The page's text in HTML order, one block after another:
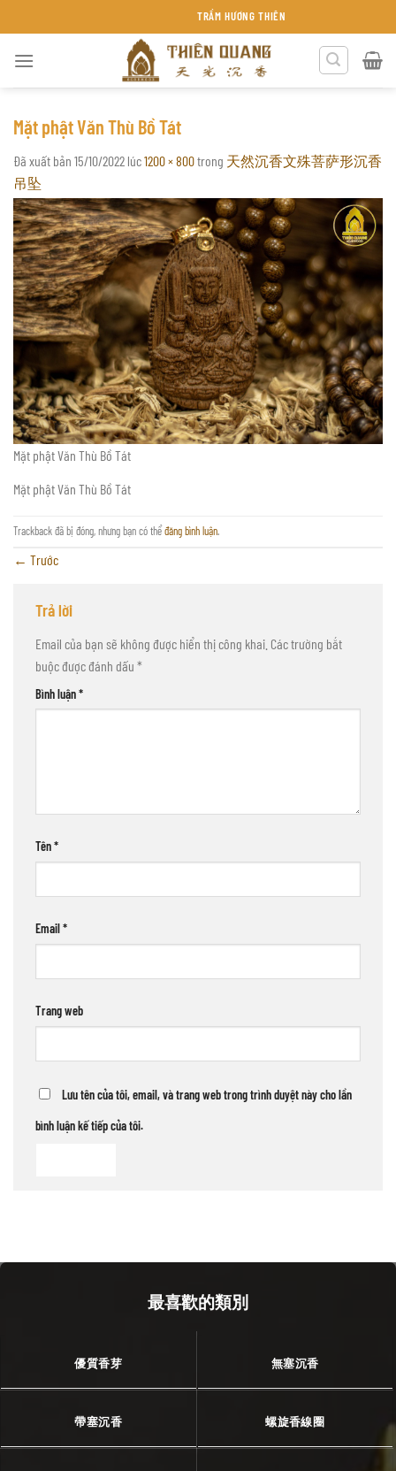
đến
TRẦM HƯƠNG THIÊN QUANG KHÁNH HÒA
Mặt phật Văn Thù Bồ Tát
Đã xuất bản 15/10/2022 lúc1200 × 800trong 天然沉香文殊菩萨形沉香
吊坠
Mặt phật Văn Thù Bồ Tát
Mặt phật Văn Thù Bồ Tát
Trackback đã bị đóng, nhưng bạn có thểđăng bình luận.
← Trước
Trả lời
Email của bạn sẽ không được hiển thị công khai. Các trường bắt
buộc được đánh dấu *
Bình luận*
Tên*
Email*
Trang web
Lưu tên của tôi, email, và trang web trong trình duyệt này cho lần
bình luận kế tiếp của tôi.
最喜歡的類別
優質香芽 無塞沉香
帶塞沉香 螺旋香線圈